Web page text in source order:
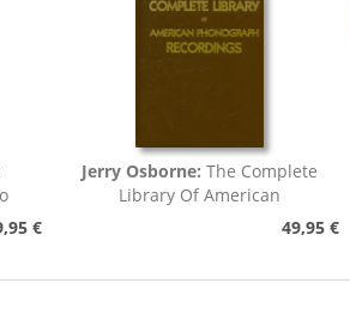
€
Jerry Osborne: The Complete
Library Of American
49,95 €